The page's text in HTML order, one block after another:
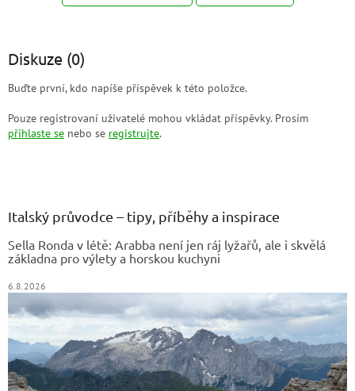
Diskuze (0)
Buďte první, kdo napíše příspěvek k této položce.
Pouze registrovaní uživatelé mohou vkládat příspěvky. Prosím
přihlaste se nebo se registrujte.
Italský průvodce – tipy, příběhy a inspirace
Sella Ronda v létě: Arabba není jen ráj lyžařů, ale i skvělá
základna pro výlety a horskou kuchyni
6.8.2026